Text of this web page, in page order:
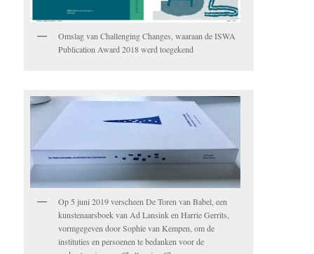
Omslag van Challenging Changes, waaraan de ISWA
Publication Award 2018 werd toegekend
Op 5 juni 2019 verscheen De Toren van Babel, een
kunstenaarsboek van Ad Lansink en Harrie Gerrits,
vormgegeven door Sophie van Kempen, om de
instituties en persoenen te bedanken voor de